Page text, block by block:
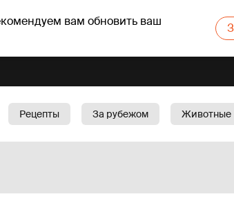
вам обновить ваш
Рецепты За рубежом
Животные